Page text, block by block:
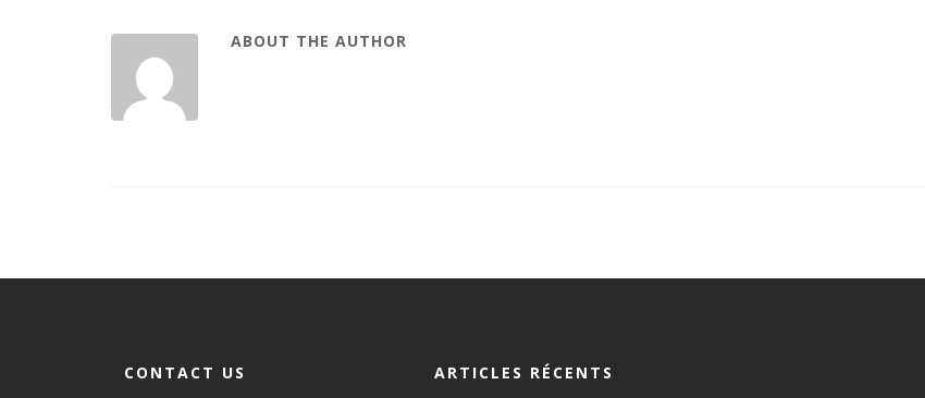
ABOUT THE AUTHOR
CONTACT US ARTICLES RÉCENTS